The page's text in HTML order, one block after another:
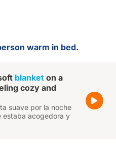
warm in bed.
blanket on a
cozy and
suave por la noche
estaba acogedora y